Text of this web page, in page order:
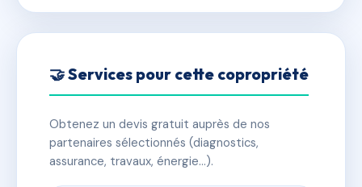
🤝 Services pour cette copropriété
Obtenez un devis gratuit auprès de nos
partenaires sélectionnés (diagnostics,
assurance, travaux, énergie…).